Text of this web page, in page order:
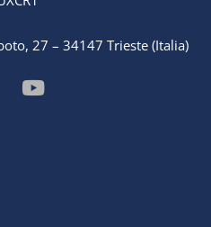
27 – 34147 Trieste (Italia)